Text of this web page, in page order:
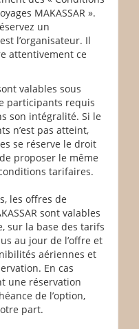
MAKASSAR ».
un
l’organisateur. Il
attentivement ce
valables sous
participants requis
son intégralité. Si le
n’est pas atteint,
se réserve le droit
proposer le même
tarifaires.
les offres de
sont valables
sur la base des tarifs
au jour de l’offre et
aériennes et
En cas
une réservation
de l’option,
part.